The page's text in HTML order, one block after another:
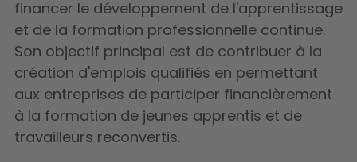
financer le développement de l'apprentissage
et de la formation professionnelle continue.
Son objectif principal est de contribuer à la
création d'emplois qualifiés en permettant
aux entreprises de participer financièrement
à la formation de jeunes apprentis et de
travailleurs reconvertis.